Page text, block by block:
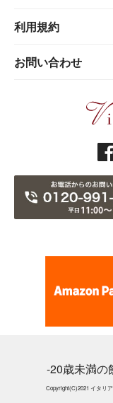
利用規約
お問い合わせ
-20歳未満の
Copyright(C)2021 イタリ